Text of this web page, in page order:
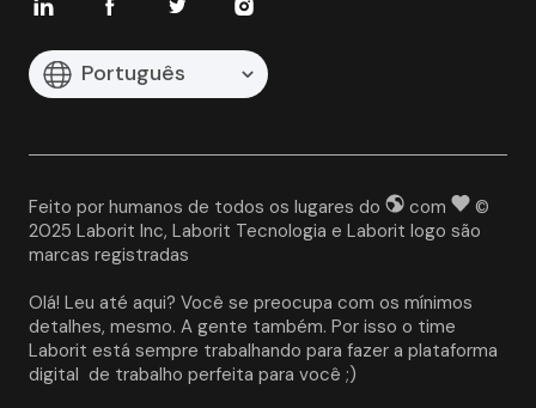
Português
Feito por humanos de todos os lugares do com
©
2025 Laborit Inc, Laborit Tecnologia e Laborit logo são
marcas registradas
Olá! Leu até aqui? Você se preocupa com os mínimos
detalhes, mesmo. A gente também. Por isso o time
Laborit está sempre trabalhando para fazer a plataforma
digital  de trabalho perfeita para você ;)